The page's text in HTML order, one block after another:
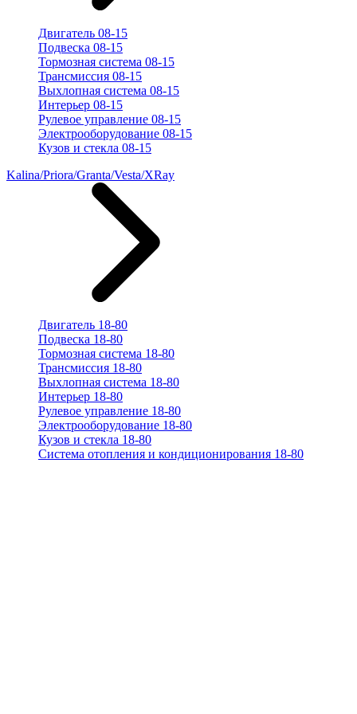
Двигатель 08-15
Подвеска 08-15
Тормозная система 08-15
Трансмиссия 08-15
Выхлопная система 08-15
Интерьер 08-15
Рулевое управление 08-15
Электрооборудование 08-15
Кузов и стекла 08-15
Kalina/Priora/Granta/Vesta/XRay
Двигатель 18-80
Подвеска 18-80
Тормозная система 18-80
Трансмиссия 18-80
Выхлопная система 18-80
Интерьер 18-80
Рулевое управление 18-80
Электрооборудование 18-80
Кузов и стекла 18-80
Система отопления и кондиционирования 18-80